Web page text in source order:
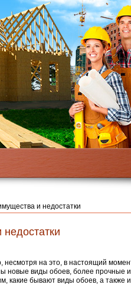
и недостатки
несмотря на это, в настоящий
новые виды обоев, более прочные и
какие бывают виды обоев, а также